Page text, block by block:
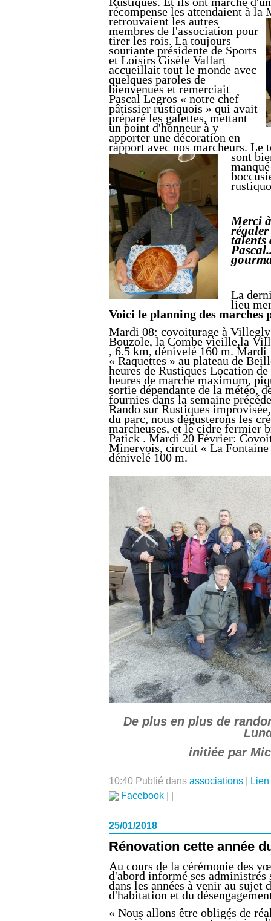
récompense les attendaient à la
retrouvaient les autres
membres de l'association pour
tirer les rois. La toujours
souriante présidente de Sports
et Loisirs Gisèle Vallart
accueillait tout le monde avec
quelques paroles de
bienvenues et remerciait
Pascal Legros « notre chef
pâtissier rustiquois » qui avait
préparé les galettes, mettant
un point d'honneur à y
apporter une décoration en
rapport avec nos marcheurs. Le
sont
Merci
régaler
talents
La
lieu
Voici le planning des marches
Mardi 08: covoiturage à
Bouzole, la Combe vieille,la
, 6.5 km, dénivelé 160 m. Mardi
« Raquettes » au plateau de
heures de Rustiques Location
heures de marche maximum,
sortie dépendante de la météo,
fournies dans la semaine
Rando sur Rustiques
du parc, nous dégusterons les
marcheuses, et le cidre fermier
Patick . Mardi 20 Février:
Minervois, circuit « La
dénivelé 100 m.
De plus en plus de
initiée par
10:40 Publié dans associations
Facebook
25/01/2018
Rénovation cette année
Au cours de la cérémonie des
d'abord informé ses
dans les années à venir au sujet
d'habitation et du
« Nous allons être obligés de